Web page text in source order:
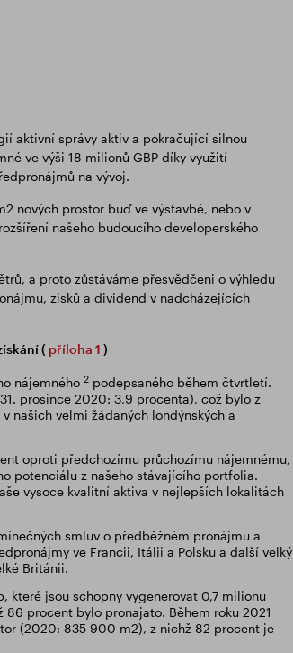
aktivní správy aktiv a pokračující silnou
ve výši 18 milionů GBP díky využití
na vývoj.
nových prostor buď ve výstavbě, nebo v
našeho budoucího developerského
a proto zůstáváme přesvědčeni o výhledu
zisků a dividend v nadcházejících
( příloha 1 )
nájemného 2podepsaného během čtvrtletí.
prosince 2020: 3,9 procenta), což bylo z
našich velmi žádaných londýnských a
oproti předchozímu průchozímu nájemnému,
potenciálu z našeho stávajícího portfolia.
vysoce kvalitní aktiva v nejlepších lokalitách
smluv o předběžném pronájmu a
ve Francii, Itálii a Polsku a další velký
Británii.
které jsou schopny vygenerovat 0,7 milionu
procent bylo pronajato. Během roku 2021
(2020: 835 900 m2), z nichž 82 procent je